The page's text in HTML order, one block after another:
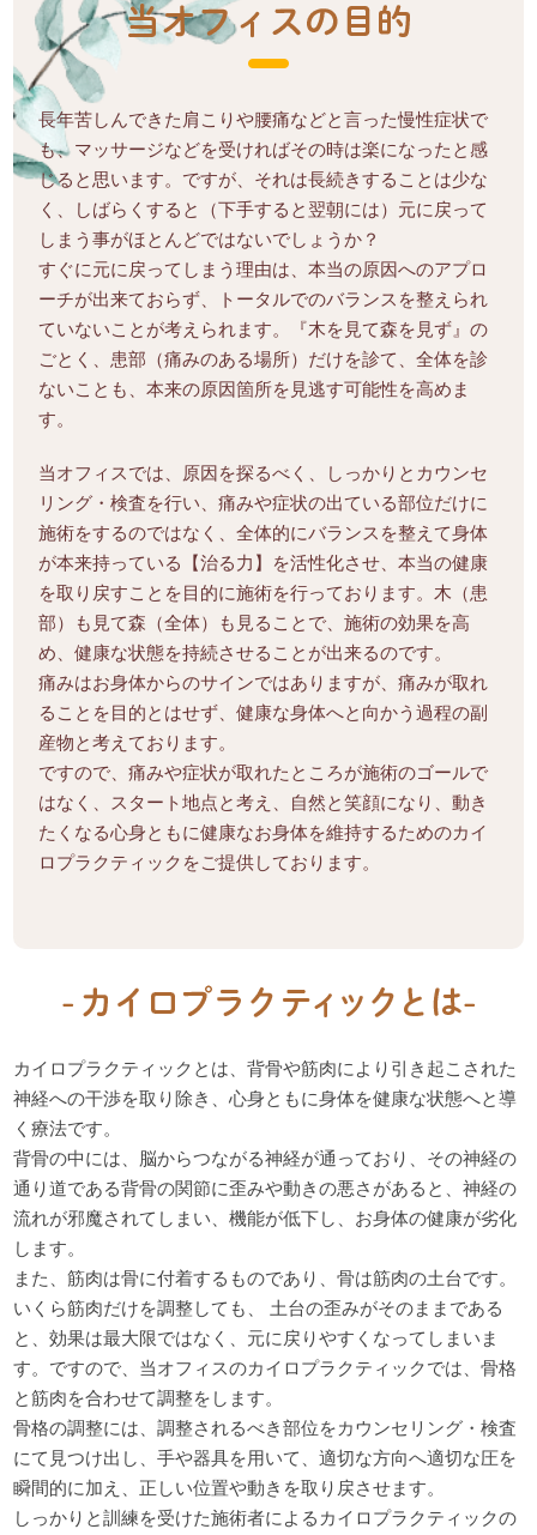
長年苦しんできた肩こりや腰痛などと言った慢性症状で
も、マッサージなどを受ければその時は楽になったと感
じると思います。ですが、それは長続きすることは少な
く、しばらくすると（下手すると翌朝には）元に戻って
しまう事がほとんどではないでしょうか？
すぐに元に戻ってしまう理由は、本当の原因へのアプロ
ーチが出来ておらず、トータルでのバランスを整えられ
ていないことが考えられます。『木を見て森を見ず』の
ごとく、患部（痛みのある場所）だけを診て、全体を診
ないことも、本来の原因箇所を見逃す可能性を高めま
す。
当オフィスでは、原因を探るべく、しっかりとカウンセ
リング・検査を行い、痛みや症状の出ている部位だけに
施術をするのではなく、全体的にバランスを整えて身体
が本来持っている【治る力】を活性化させ、本当の健康
を取り戻すことを目的に施術を行っております。木（患
部）も見て森（全体）も見ることで、施術の効果を高
め、健康な状態を持続させることが出来るのです。
痛みはお身体からのサインではありますが、痛みが取れ
ることを目的とはせず、健康な身体へと向かう過程の副
産物と考えております。
ですので、痛みや症状が取れたところが施術のゴールで
はなく、スタート地点と考え、自然と笑顔になり、動き
たくなる心身ともに健康なお身体を維持するためのカイ
ロプラクティックをご提供しております。
カイロプラクティックとは、背骨や筋肉により引き起こされた
神経への干渉を取り除き、心身ともに身体を健康な状態へと導
く療法です。
背骨の中には、脳からつながる神経が通っており、その神経の
通り道である背骨の関節に歪みや動きの悪さがあると、神経の
流れが邪魔されてしまい、機能が低下し、お身体の健康が劣化
します。
また、筋肉は骨に付着するものであり、骨は筋肉の土台です。
いくら筋肉だけを調整しても、 土台の歪みがそのままである
と、効果は最大限ではなく、元に戻りやすくなってしまいま
す。ですので、当オフィスのカイロプラクティックでは、骨格
と筋肉を合わせて調整をします。
骨格の調整には、調整されるべき部位をカウンセリング・検査
にて見つけ出し、手や器具を用いて、適切な方向へ適切な圧を
瞬間的に加え、正しい位置や動きを取り戻させます。
しっかりと訓練を受けた施術者によるカイロプラクティックの